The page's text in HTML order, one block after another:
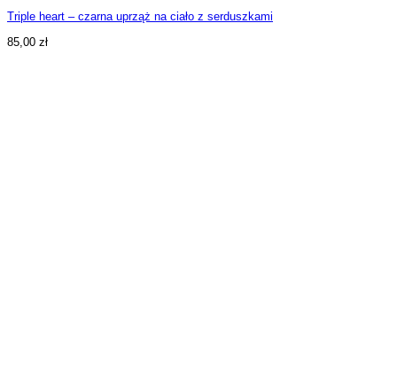
Triple heart – czarna uprząż na ciało z serduszkami
85,00 zł